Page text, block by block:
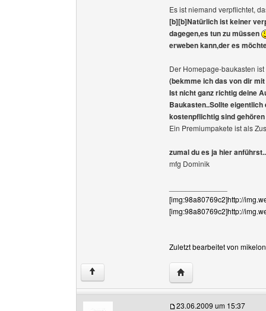
Es ist niemand verpflichtet,
[b][b]Natürlich ist keiner
dagegen,es tun zu müssen
erweben kann,der es
Der Homepage-baukasten
(bekmme ich das von dir
Ist nicht ganz richtig deine
Baukasten..Sollte
kostenpflichtig sind
Ein Premiumpakete ist als
zumal du es ja hier anführst..
mfg Dominik
[img:98a80769c2]http://
[img:98a80769c2]http://
Zuletzt bearbeitet von
↑ Website dieses
23.06.2009 um 15:37